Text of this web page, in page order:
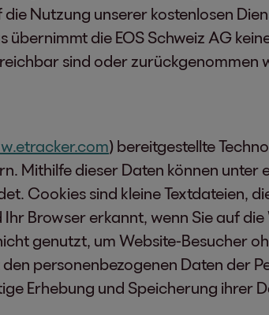
Nutzung unserer kostenlosen
die EOS Schweiz AG
sind oder zurückgenommen
) bereitgestellte
Mithilfe dieser Daten können
Cookies sind kleine Textdateien,
Browser erkannt, wenn Sie auf
genutzt, um Website-Besucher
personenbezogenen Daten der
Erhebung und Speicherung ihrer